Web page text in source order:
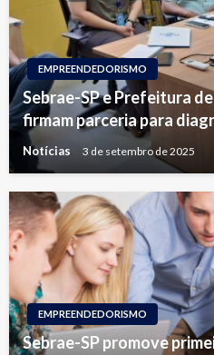
EMPREENDEDORISMO
Sebrae-SP e Prefeitura
firmam parceria para
Notícias 3 de setembro de 2025
EMPREENDEDORISMO
Sebrae-SP promove